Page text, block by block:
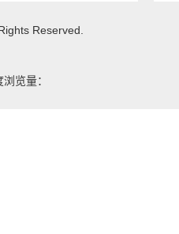
Reserved.
览量：